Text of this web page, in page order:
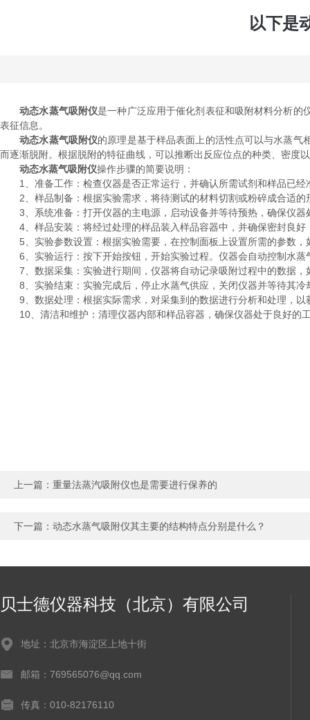
以下是
动态水蒸气吸附仪是一种广泛应用于催化剂表征和吸附材料分析的
表征信息。
动态水蒸气吸附仪的原理是基于样品表面上的活性点可以与水蒸气
而逐渐脱附。根据脱附的特征曲线，可以推断出反应位点的种类、密度
动态水蒸气吸附仪操作步骤的简要说明：
1、准备工作：检查仪器是否正常运行，并确认所需试剂和样品已经
2、样品制备：根据实验需求，将待测试的材料切割或粉碎成合适的
3、系统准备：打开仪器的主电源，启动设备并等待预热，确保仪器
4、样品安装：将经过处理的样品装入样品容器中，并确保密封良好
5、实验参数设置：根据实验需要，在控制面板上设置所需的参数，
6、实验运行：按下开始按钮，开始实验过程。仪器会自动控制水蒸
7、数据采集：实验进行期间，仪器将自动记录吸附过程中的数据，
8、实验结束：实验完成后，停止水蒸气供应，关闭仪器并等待其冷
9、数据处理：根据实际需求，对采集到的数据进行分析和处理，以
10、清洁和维护：清理仪器内部和样品容器，确保仪器处于良好的
上一篇： 重量法蒸汽吸附仪也是需要进行保养的
下一篇： 动态水蒸气吸附仪其主要的结构特点分别是什么？
贝士德仪器科技（北京）有限公司
地址：北京市海淀区上地十街
邮箱：769565076@qq.com
传真：010-82176110